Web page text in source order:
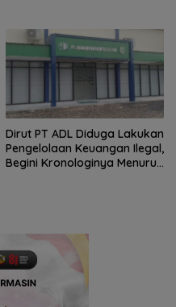
Dirut PT ADL Diduga Lakukan
Pengelolaan Keuangan Ilegal,
Begini Kronologinya Menurut